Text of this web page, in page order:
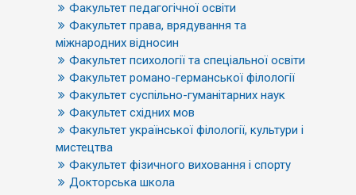
Факультет педагогічної освіти
Факультет права, врядування та
міжнародних відносин
Факультет психології та спеціальної освіти
Факультет романо-германської філології
Факультет суспільно-гуманітарних наук
Факультет східних мов
Факультет української філології, культури і
мистецтва
Факультет фізичного виховання і спорту
Докторська школа